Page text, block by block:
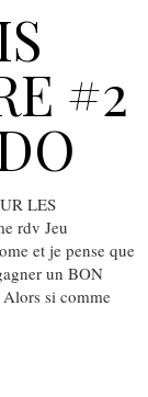
#2
LES
rdv Jeu
et je pense que
un BON
si comme